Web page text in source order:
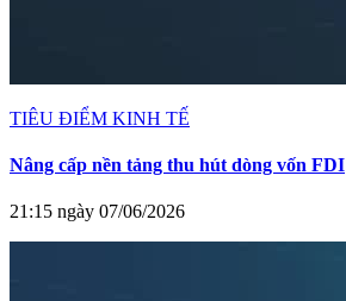
TIÊU ĐIỂM KINH TẾ
Nâng cấp nền tảng thu hút dòng vốn FDI
21:15 ngày 07/06/2026